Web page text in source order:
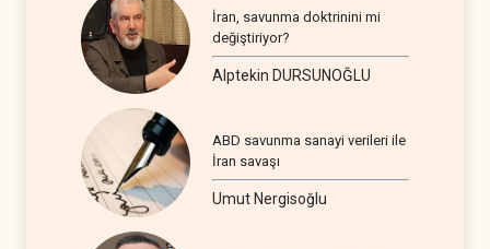
İran, savunma doktrinini mi
değiştiriyor?
Alptekin DURSUNOĞLU
ABD savunma sanayi verileri ile
İran savaşı
Umut Nergisoğlu